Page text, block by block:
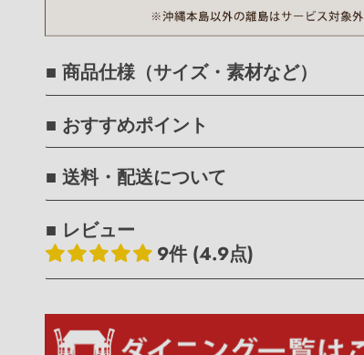
■ 商品仕様（サイズ・素材など）
■ おすすめポイント
■ 送料・配送について
■ レビュー
9件 (4.9点)
お客様のレビュー
5つ星中4.89つ星